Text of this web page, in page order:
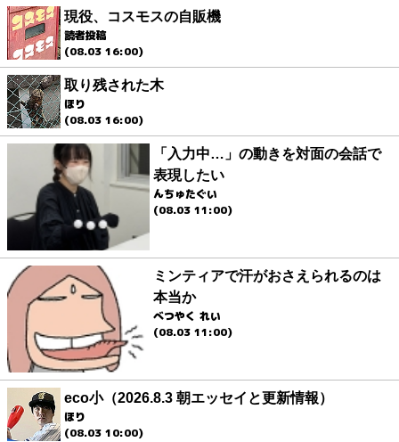
現役、コスモスの自販機
読者投稿
(08.03 16:00)
取り残された木
ほり
(08.03 16:00)
「入力中…」の動きを対面の会話で
表現したい
んちゅたぐい
(08.03 11:00)
ミンティアで汗がおさえられるのは
本当か
べつやく れい
(08.03 11:00)
eco小（2026.8.3 朝エッセイと更新情報）
ほり
(08.03 10:00)